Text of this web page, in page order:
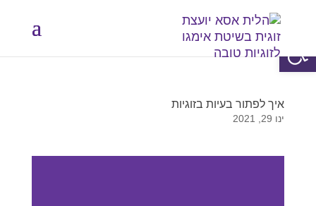
איך לפתור בעיות בזוגיות
ינו 29, 2021
פתח סרגל נגישות